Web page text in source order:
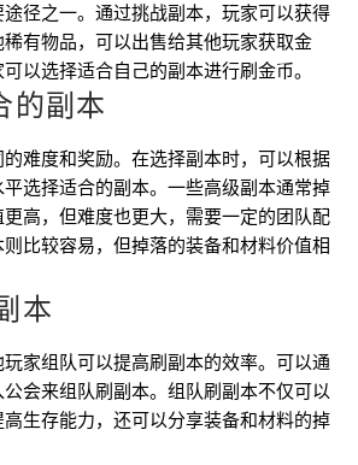
径之一。通过挑战副本，玩家可以获得
有物品，可以出售给其他玩家获取金
以选择适合自己的副本进行刷金币。
的副本
难度和奖励。在选择副本时，可以根据
选择适合的副本。一些高级副本通常掉
高，但难度也更大，需要一定的团队配
比较容易，但掉落的装备和材料价值相
本
家组队可以提高刷副本的效率。可以通
会来组队刷副本。组队刷副本不仅可以
生存能力，还可以分享装备和材料的掉